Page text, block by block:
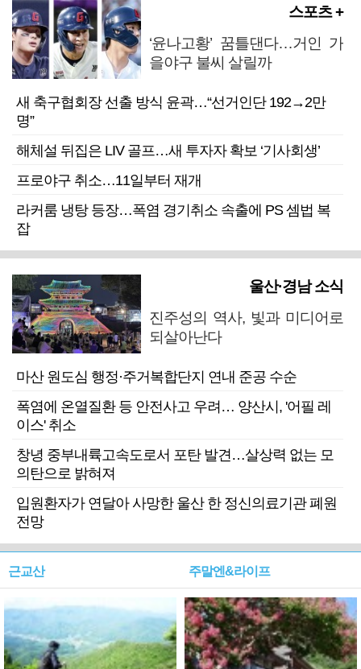
스포츠 +
‘윤나고황’ 꿈틀댄다…거인 가
을야구 불씨 살릴까
새 축구협회장 선출 방식 윤곽…“선거인단 192→2만
명”
해체설 뒤집은 LIV 골프…새 투자자 확보 ‘기사회생’
프로야구 취소…11일부터 재개
라커룸 냉탕 등장…폭염 경기취소 속출에 PS 셈법 복
잡
울산·경남 소식
진주성의 역사, 빛과 미디어로
되살아난다
마산 원도심 행정·주거복합단지 연내 준공 수순
폭염에 온열질환 등 안전사고 우려… 양산시, '어필 레
이스' 취소
창녕 중부내륙고속도로서 포탄 발견…살상력 없는 모
의탄으로 밝혀져
입원환자가 연달아 사망한 울산 한 정신의료기관 폐원
전망
근교산 주말엔&라이프